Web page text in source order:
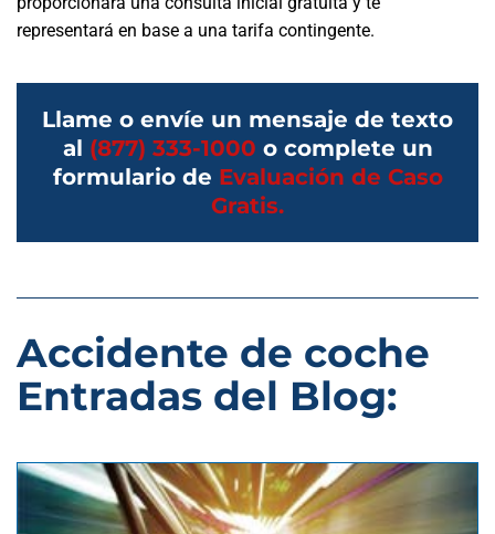
representará en base a una tarifa contingente.
Llame o envíe un mensaje de texto
al (877) 333-1000 o complete un
formulario de Evaluación de Caso
Gratis.
Accidente de coche
Entradas del Blog: